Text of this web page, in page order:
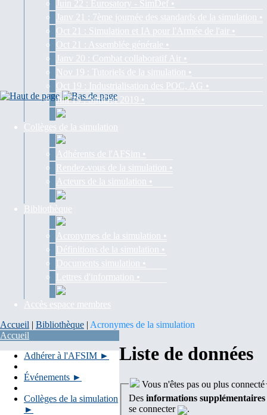
Juin 22 : Eurosatory - SimDef •
Janv 21 : 7ème journée des standards de la simulation •
Oct 21 : Simulation et IA pour l'Armée de l'air •
Oct 21 : Assemblée générale •
Janv 20 : Combat collaboratif Air •
Nov 19 : Tutoriels de la simulation •
Oct 19 : Industrialisation des POC, AG •
Juil 19 : SimDef 2019 •
Collèges de la simulation
Adhérents de l'AFSim •
Rendez-vous de la simulation •
Acteurs de la simulation •
Bibliothèque
Acronymes de la simulation •
Définitions de la simulation •
Documents simulation •
Lettres d'information •
Accès espace membres
Accueil | Bibliothèque | Acronymes de la simulation
Accueil
Adhérer à l'AFSIM ►
Événements ►
Collèges de la simulation
►
Liste de données
Vous n'êtes pas ou plus connecté
Des informations supplémentaires
se connecter
.